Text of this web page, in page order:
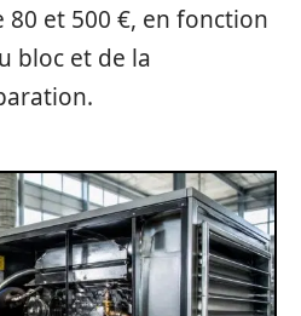
et 500 €, en fonction
bloc et de la